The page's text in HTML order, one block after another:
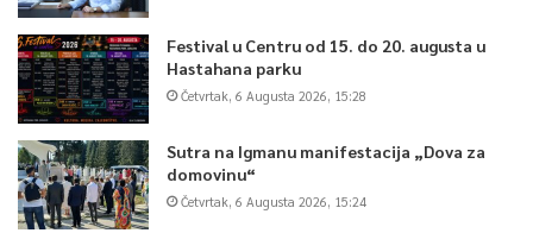
Festival u Centru od 15. do 20. augusta u
Hastahana parku
Četvrtak, 6 Augusta 2026, 15:28
Sutra na Igmanu manifestacija „Dova za
domovinu“
Četvrtak, 6 Augusta 2026, 15:24